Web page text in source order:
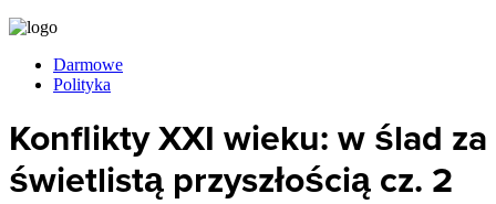
Darmowe
Polityka
Konflikty XXI wieku: w ślad za
świetlistą przyszłością cz. 2